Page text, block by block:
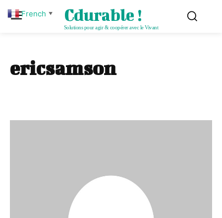
Cdurable !
Solutions pour agir & coopérer avec le Vivant
ericsamson
French ▼